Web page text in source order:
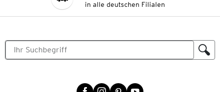
in alle deutschen Filialen